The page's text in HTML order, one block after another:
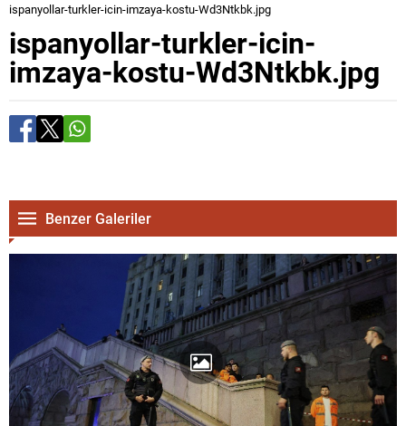
ispanyollar-turkler-icin-imzaya-kostu-Wd3Ntkbk.jpg
ispanyollar-turkler-icin-
imzaya-kostu-Wd3Ntkbk.jpg
Benzer Galeriler